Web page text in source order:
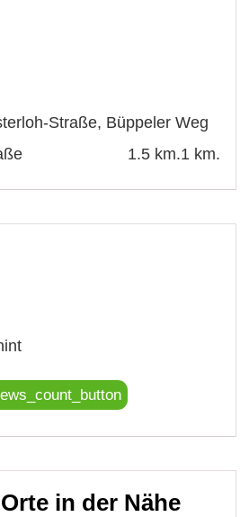
Straße, Büppeler Weg
1 km.
1.5 km.
in der Nähe